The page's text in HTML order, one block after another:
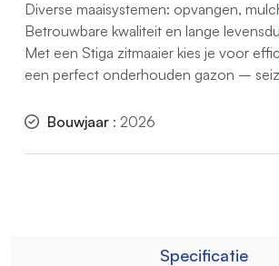
Diverse maaisystemen: opvangen,
Betrouwbare kwaliteit en lange
Met een Stiga zitmaaier kies je voor
een perfect onderhouden gazon –
Bouwjaar : 2026
Specificatie